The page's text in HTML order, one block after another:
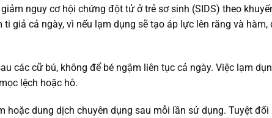
nguy cơ hội chứng đột tử ở trẻ sơ sinh (SIDS) theo
giả cả ngày, vì nếu lạm dụng sẽ tạo áp lực lên răng và hàm,
các cữ bú, không để bé ngậm liên tục cả ngày. Việc lạm
lệch hoặc hô.
hoặc dung dịch chuyên dụng sau mỗi lần sử dụng. Tuyệt đối